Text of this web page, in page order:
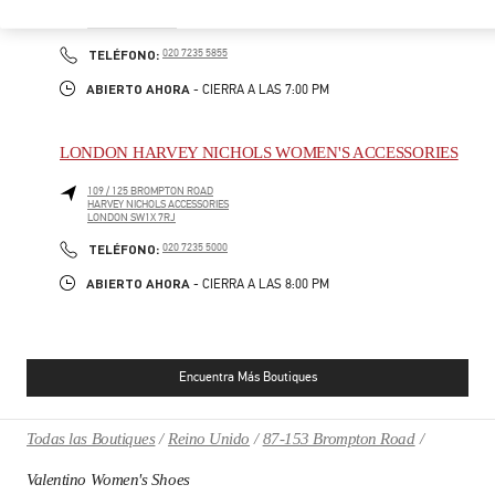
TELÉFONO: PHONE
020 7235 5855
ABIERTO AHORA - CIERRA A LAS 7:00 PM
LONDON HARVEY NICHOLS WOMEN'S ACCESSORIES
109 / 125 BROMPTON ROAD
HARVEY NICHOLS ACCESSORIES
LONDON SW1X 7RJ
TELÉFONO: PHONE
020 7235 5000
ABIERTO AHORA - CIERRA A LAS 8:00 PM
Encuentra Más Boutiques
Todas las Boutiques Reino Unido 87-153 Brompton Road
Valentino Women's Shoes